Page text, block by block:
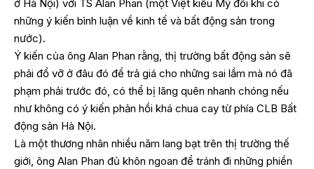
ở Hà Nội) với TS Alan Phan (một Việt kiều Mỹ đôi khi có
những ý kiến bình luận về kinh tế và bất động sản trong
nước).
Ý kiến của ông Alan Phan rằng, thị trường bất động sản sẽ
phải đổ vỡ ở đâu đó để trả giá cho những sai lầm mà nó đã
phạm phải trước đó, có thể bị lãng quên nhanh chóng nếu
như không có ý kiến phản hồi khá chua cay từ phía CLB Bất
động sản Hà Nội.
Là một thương nhân nhiều năm lang bạt trên thị trường thế
giới, ông Alan Phan đủ khôn ngoan để tránh đi những phiền